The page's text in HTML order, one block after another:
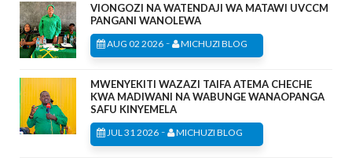
VIONGOZI NA WATENDAJI WA MATAWI UVCCM
PANGANI WANOLEWA
AUG 02 2026 - MICHUZI BLOG
MWENYEKITI WAZAZI TAIFA ATEMA CHECHE
KWA MADIWANI NA WABUNGE WANAOPANGA
SAFU KINYEMELA
JUL 31 2026 - MICHUZI BLOG